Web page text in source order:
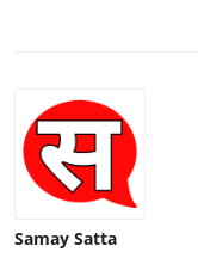
Samay Satta